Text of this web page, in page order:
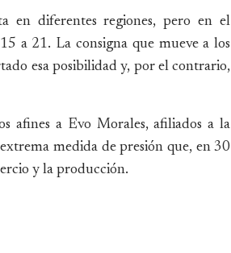
en diferentes regiones, pero en el
a 21. La consigna que mueve a los
esa posibilidad y, por el contrario,
afines a Evo Morales, afiliados a la
medida de presión que, en 30
y la producción.